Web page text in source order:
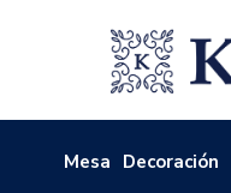
Mesa Decoración